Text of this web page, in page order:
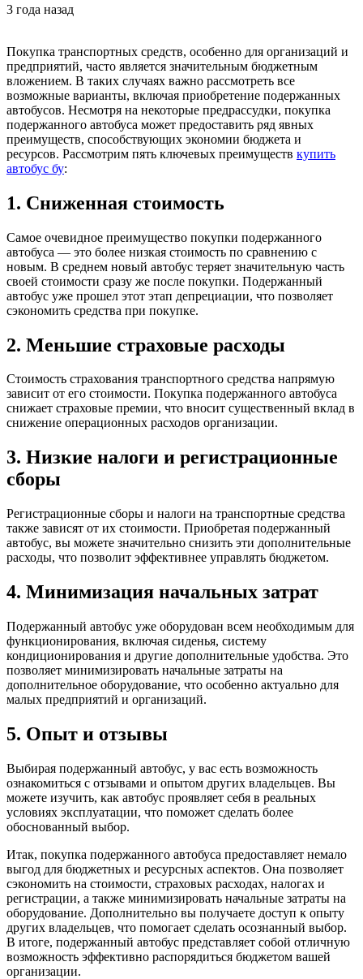
3 года назад
Покупка транспортных средств, особенно для организаций и
предприятий, часто является значительным бюджетным
вложением. В таких случаях важно рассмотреть все
возможные варианты, включая приобретение подержанных
автобусов. Несмотря на некоторые предрассудки, покупка
подержанного автобуса может предоставить ряд явных
преимуществ, способствующих экономии бюджета и
ресурсов. Рассмотрим пять ключевых преимуществ купить
автобус бу:
1. Сниженная стоимость
Самое очевидное преимущество покупки подержанного
автобуса — это более низкая стоимость по сравнению с
новым. В среднем новый автобус теряет значительную часть
своей стоимости сразу же после покупки. Подержанный
автобус уже прошел этот этап депрециации, что позволяет
сэкономить средства при покупке.
2. Меньшие страховые расходы
Стоимость страхования транспортного средства напрямую
зависит от его стоимости. Покупка подержанного автобуса
снижает страховые премии, что вносит существенный вклад в
снижение операционных расходов организации.
3. Низкие налоги и регистрационные
сборы
Регистрационные сборы и налоги на транспортные средства
также зависят от их стоимости. Приобретая подержанный
автобус, вы можете значительно снизить эти дополнительные
расходы, что позволит эффективнее управлять бюджетом.
4. Минимизация начальных затрат
Подержанный автобус уже оборудован всем необходимым для
функционирования, включая сиденья, систему
кондиционирования и другие дополнительные удобства. Это
позволяет минимизировать начальные затраты на
дополнительное оборудование, что особенно актуально для
малых предприятий и организаций.
5. Опыт и отзывы
Выбирая подержанный автобус, у вас есть возможность
ознакомиться с отзывами и опытом других владельцев. Вы
можете изучить, как автобус проявляет себя в реальных
условиях эксплуатации, что поможет сделать более
обоснованный выбор.
Итак, покупка подержанного автобуса предоставляет немало
выгод для бюджетных и ресурсных аспектов. Она позволяет
сэкономить на стоимости, страховых расходах, налогах и
регистрации, а также минимизировать начальные затраты на
оборудование. Дополнительно вы получаете доступ к опыту
других владельцев, что помогает сделать осознанный выбор.
В итоге, подержанный автобус представляет собой отличную
возможность эффективно распорядиться бюджетом вашей
организации.